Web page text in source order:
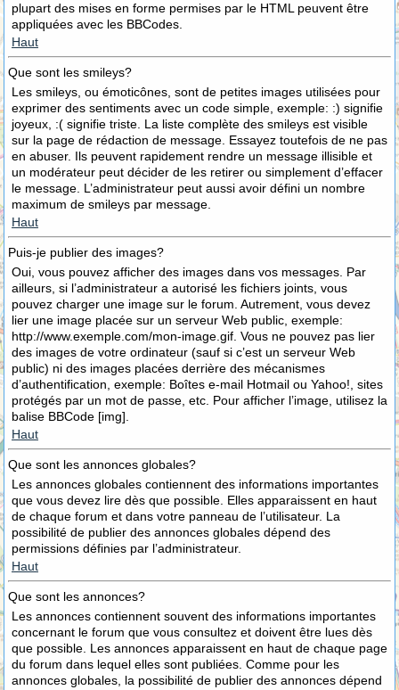
plupart des mises en forme permises par le HTML peuvent être
appliquées avec les BBCodes.
Haut
Que sont les smileys?
Les smileys, ou émoticônes, sont de petites images utilisées pour
exprimer des sentiments avec un code simple, exemple: :) signifie
joyeux, :( signifie triste. La liste complète des smileys est visible
sur la page de rédaction de message. Essayez toutefois de ne pas
en abuser. Ils peuvent rapidement rendre un message illisible et
un modérateur peut décider de les retirer ou simplement d’effacer
le message. L’administrateur peut aussi avoir défini un nombre
maximum de smileys par message.
Haut
Puis-je publier des images?
Oui, vous pouvez afficher des images dans vos messages. Par
ailleurs, si l’administrateur a autorisé les fichiers joints, vous
pouvez charger une image sur le forum. Autrement, vous devez
lier une image placée sur un serveur Web public, exemple:
http://www.exemple.com/mon-image.gif. Vous ne pouvez pas lier
des images de votre ordinateur (sauf si c’est un serveur Web
public) ni des images placées derrière des mécanismes
d’authentification, exemple: Boîtes e-mail Hotmail ou Yahoo!, sites
protégés par un mot de passe, etc. Pour afficher l’image, utilisez la
balise BBCode [img].
Haut
Que sont les annonces globales?
Les annonces globales contiennent des informations importantes
que vous devez lire dès que possible. Elles apparaissent en haut
de chaque forum et dans votre panneau de l’utilisateur. La
possibilité de publier des annonces globales dépend des
permissions définies par l’administrateur.
Haut
Que sont les annonces?
Les annonces contiennent souvent des informations importantes
concernant le forum que vous consultez et doivent être lues dès
que possible. Les annonces apparaissent en haut de chaque page
du forum dans lequel elles sont publiées. Comme pour les
annonces globales, la possibilité de publier des annonces dépend